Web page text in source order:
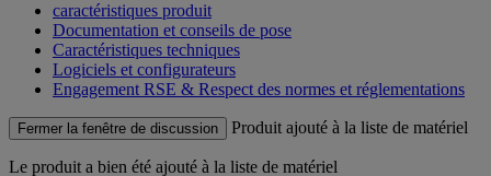
caractéristiques produit
Documentation et conseils de pose
Caractéristiques techniques
Logiciels et configurateurs
Engagement RSE & Respect des normes et réglementations
Fermer la fenêtre de discussion Produit ajouté à la liste de matériel
Le produit a bien été ajouté à la liste de matériel